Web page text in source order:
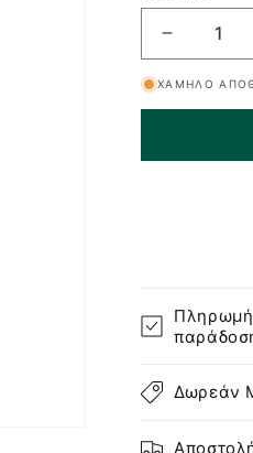
Μείωση
για
Ecolife
ΧΑΜΗΛΌ
Πληρωμή
Δωρεάν